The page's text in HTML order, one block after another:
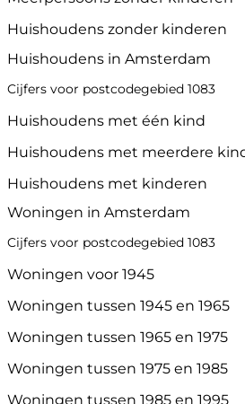
Huishoudens zonder kinderen
Huishoudens in Amsterdam
Cijfers voor postcodegebied 1083
Huishoudens met één kind
Huishoudens met meerdere
Huishoudens met kinderen
Woningen in Amsterdam
Cijfers voor postcodegebied 1083
Woningen voor 1945
Woningen tussen 1945 en 1965
Woningen tussen 1965 en 1975
Woningen tussen 1975 en 1985
Woningen tussen 1985 en 1995